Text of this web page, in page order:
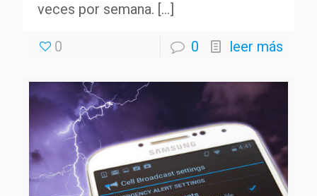
veces por semana. […]
0 0 leer más